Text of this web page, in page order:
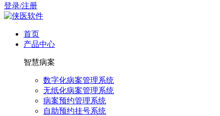
登录/注册
首页
产品中心
智慧病案
数字化病案管理系统
无纸化病案管理系统
病案预约管理系统
自助预约挂号系统